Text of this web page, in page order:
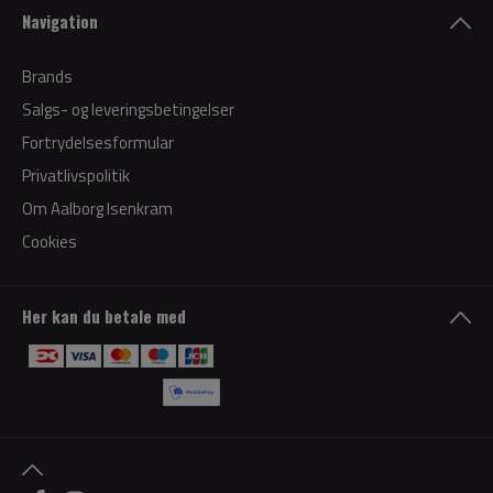
Navigation
Brands
Salgs- og leveringsbetingelser
Fortrydelsesformular
Privatlivspolitik
Om Aalborg Isenkram
Cookies
Her kan du betale med